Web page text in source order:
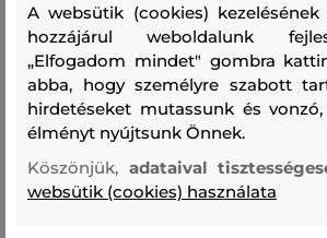
ÜGYFELEINKNEK ÁLTAL
A méret sokkal kisebb, mint amit
viselek
amit viselek
A websütik (cookies) kezelésének
hozzájárul weboldalunk
„Elfogadom mindet" gombra
abba, hogy személyre szabott
hirdetéseket mutassunk és
élményt nyújtsunk Önnek.
Köszönjük, adataival
websütik (cookies) használata